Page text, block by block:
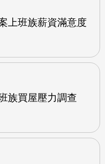
上班族薪資滿意度
族買屋壓力調查